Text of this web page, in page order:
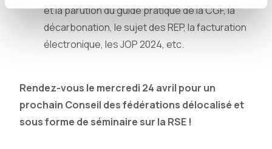
et la parution du guide pratique de la CGF, la
décarbonation, le sujet des REP, la facturation
électronique, les JOP 2024, etc.
Rendez-vous le mercredi 24 avril pour un
prochain Conseil des fédérations délocalisé et
sous forme de séminaire sur la RSE !